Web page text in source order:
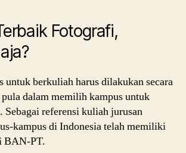
Fotografi,
berkuliah harus dilakukan secara
dalam memilih kampus untuk
referensi kuliah jurusan
kampus di Indonesia telah memiliki
BAN-PT.